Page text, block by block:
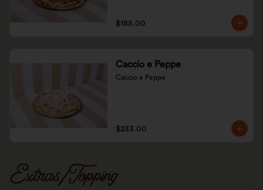
$185.00
Caccio e Peppe
Caccio e Peppe
$233.00
Extras/Topping